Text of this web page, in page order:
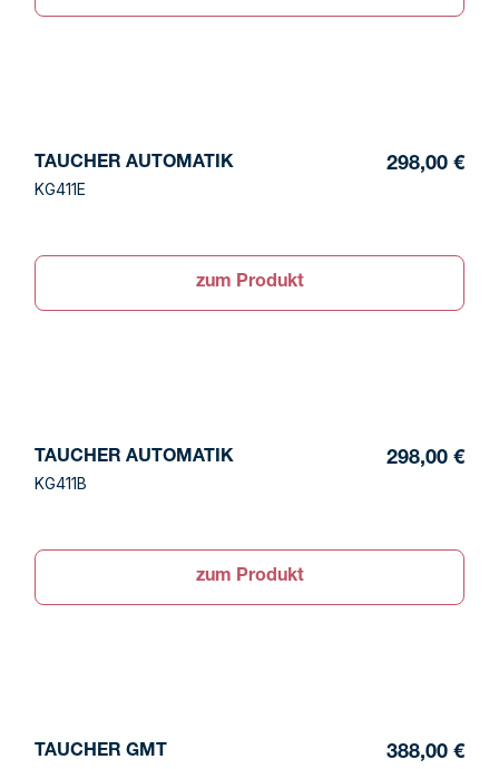
TAUCHER AUTOMATIK
KG411E
298,00 €
zum Produkt
TAUCHER AUTOMATIK
KG411B
298,00 €
zum Produkt
TAUCHER GMT
388,00 €